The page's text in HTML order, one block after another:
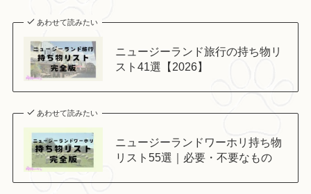
あわせて読みたい
ニュージーランド旅行の持ち物リ
スト41選【2026】
あわせて読みたい
ニュージーランドワーホリ持ち物
リスト55選｜必要・不要なもの